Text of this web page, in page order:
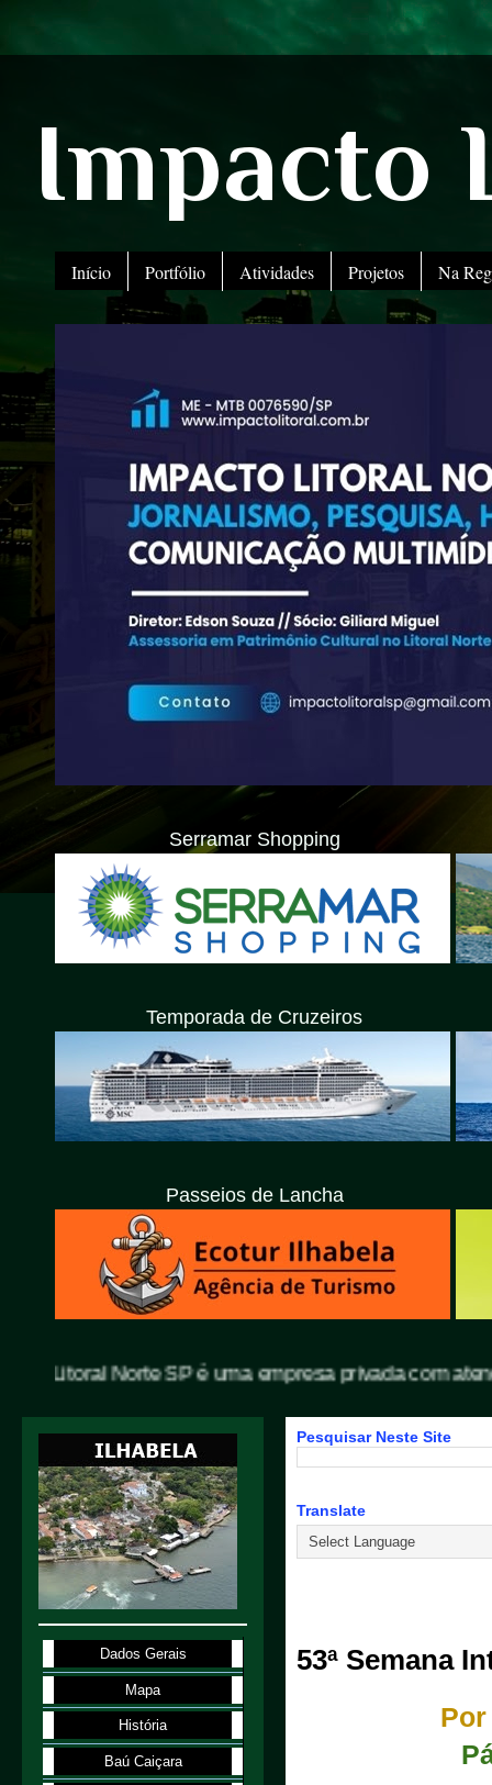
Impacto
Início Portfólio Atividades Projetos Na
Serramar Shopping
Temporada de Cruzeiros
Passeios de Lancha
Norte SP é uma empresa privada com atendimento
Pesquisar Neste Site
Translate
53ª Semana
Dados Gerais
Mapa
História
Baú Caiçara